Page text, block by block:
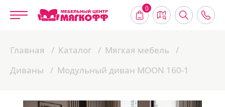
0
Главная Каталог
Мягкая мебель
Диваны
Модульный диван MOON 160-1